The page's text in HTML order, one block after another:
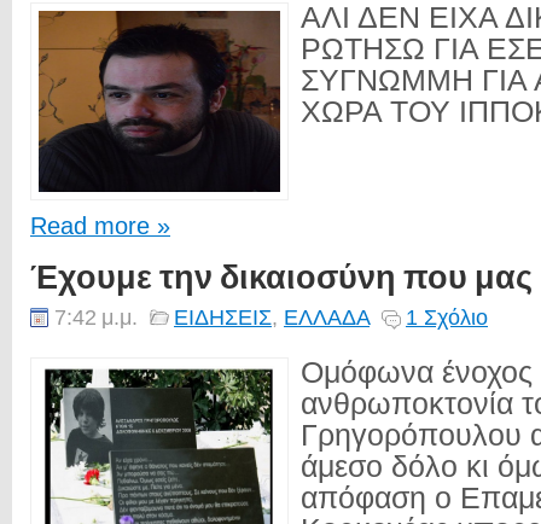
AΛΙ ΔΕΝ ΕΙΧΑ
ΡΩΤΗΣΩ ΓΙΑ
ΣΥΓΝΩΜΜΗ ΓΙΑ
ΧΩΡΑ ΤΟΥ
Read more »
Έχουμε την δικαιοσύνη που μας
7:42 μ.μ. ΕΙΔΗΣΕΙΣ, ΕΛΛΑΔΑ 1 Σχόλιο
Ομόφωνα ένοχος
ανθρωποκτονία
Γρηγορόπουλου
άμεσο δόλο κι
απόφαση ο